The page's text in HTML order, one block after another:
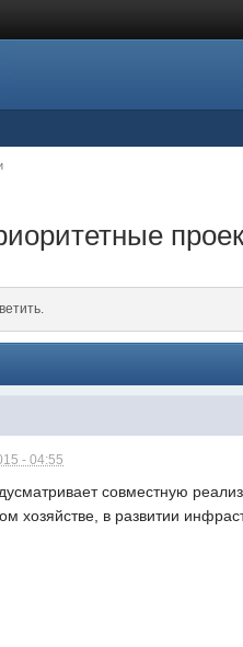
- 04:55
совместную
хозяйстве, в развитии